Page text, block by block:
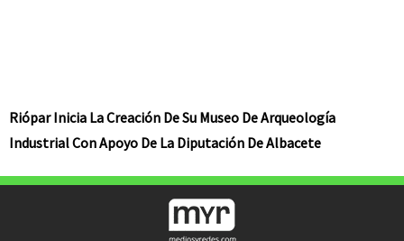
Riópar Inicia La Creación De Su Museo De Arqueología
Industrial Con Apoyo De La Diputación De Albacete